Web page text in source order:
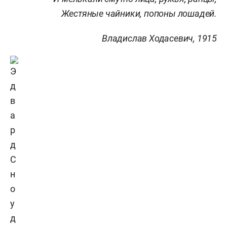
Жестяные чайники, попоны лошадей.
Владислав Ходасевич, 1915